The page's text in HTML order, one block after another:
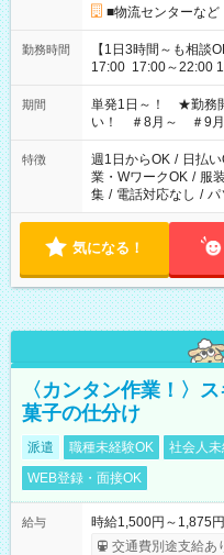
■物流センターな
勤務時間
【1日3時間～も相談OK!】 ＜シフト例＞ 9:00～
17:00 17:00～22:00 18:00～
お気軽にご相談くだ
期間
単発1日～！ ★勤務
い！ ＃8月～ ＃9月
特徴 週1日からOK / 日払
業・WワークOK / 服
集 / 電話対応なし / パ
気になる！
〈カンタン作業！〉
菓子の仕分け
派遣 職種未経験OK 社会人
WEB登録・面接OK
給与
時給1,500円～1,875円
交通費別途支給あ